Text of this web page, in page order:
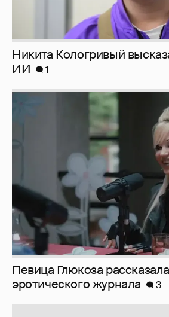
Никита Кологривый
ИИ
1
Певица Глюкоза
эротического журнала
3